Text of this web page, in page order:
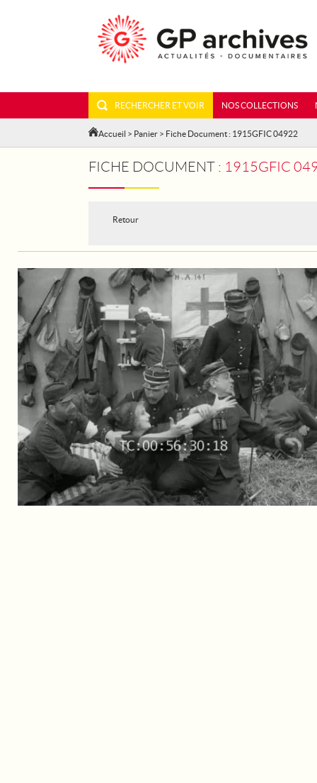
RECHERCHER ET VOIR NOS COLLECTIONS
Accueil > Panier > Fiche Document : 1915GFIC 04922
FICHE DOCUMENT : 1915GFIC
Retour